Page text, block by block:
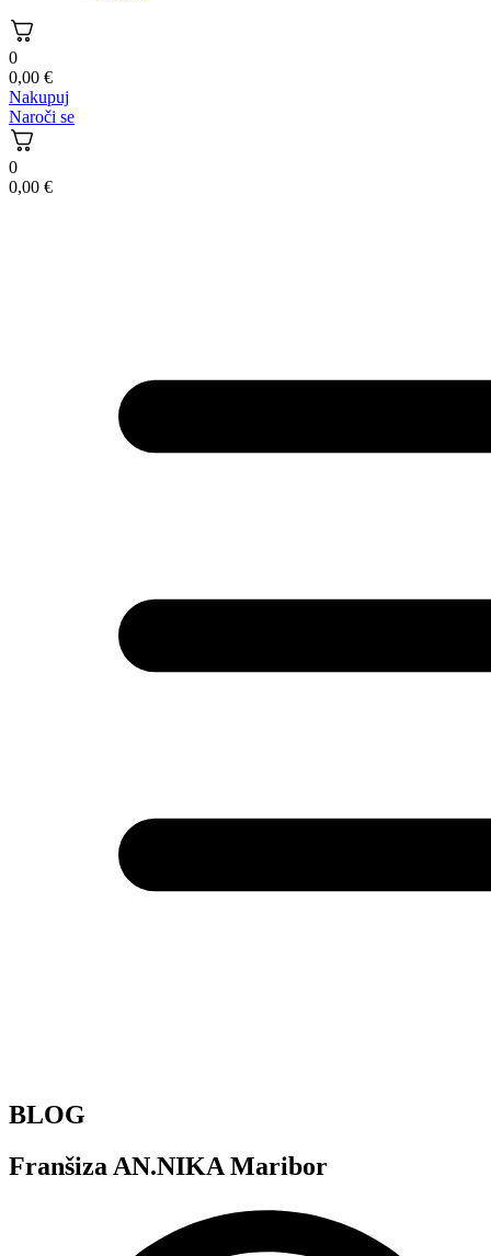
0
0,00 €
Nakupuj
Naroči se
0
0,00 €
BLOG
Franšiza AN.NIKA Maribor